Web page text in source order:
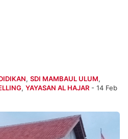
, SDI MAMBAUL ULUM,
, YAYASAN AL HAJAR- 14 Feb